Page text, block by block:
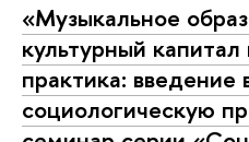
«Музыкальное
культурный
практика: введение
социологическую